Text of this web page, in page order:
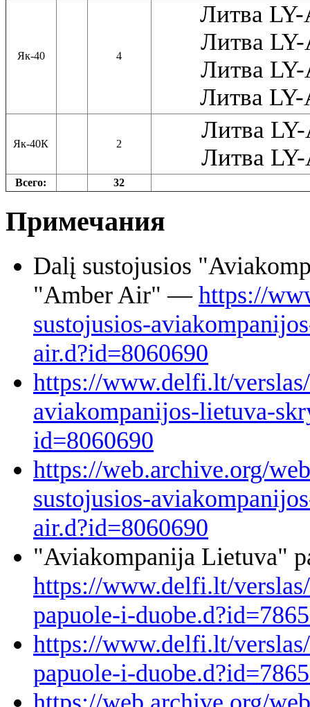
Як-40 4
Литва
Литва
Литва
Литва
Як-40К 2
Литва
Литва
Всего: 32
Примечания
Dalį sustojusios
"Amber Air" — https://
sustojusios-
air.d?id=8060690
https://www.delfi.lt/
aviakompanijos-lietuva-
id=8060690
https://web.archive.org/
sustojusios-
air.d?id=8060690
"Aviakompanija Lietuva"
https://www.delfi.lt/
papuole-i-
https://www.delfi.lt/
papuole-i-